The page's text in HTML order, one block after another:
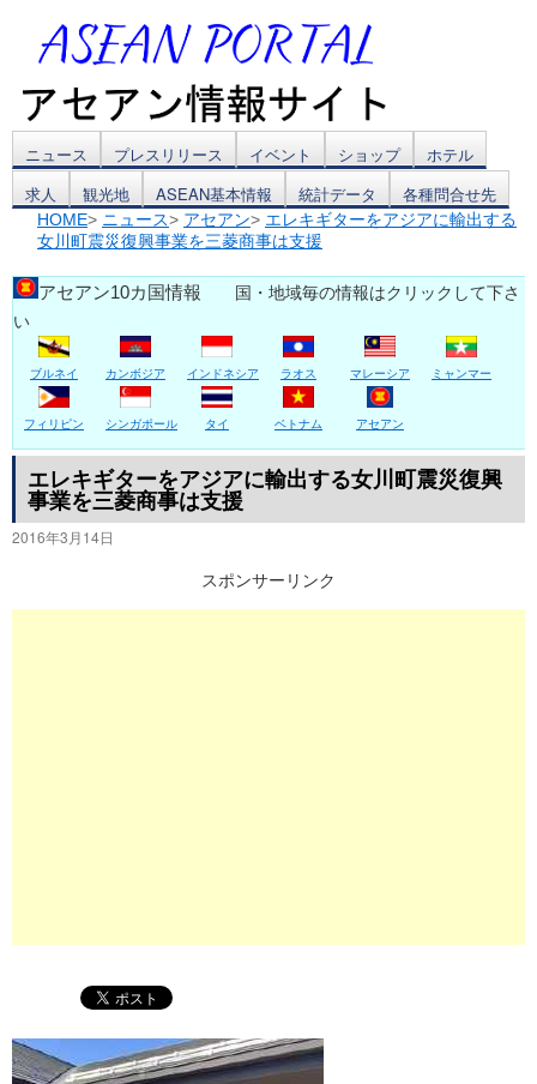
コ
ン
テ
ン
ツ
へ
ス
キ
ッ
ニュース プレスリリース イベント ショップ
ホテル
求人
観光地 ASEAN基本情報 統計データ 各種問合せ先
HOME> ニュース> アセアン> エレキギターをアジアに輸出する
女川町震災復興事業を三菱商事は支援
アセアン10カ国情報 国・地域毎の情報はクリックして下さ
い
ブルネイ カンボジア インドネシア ラオス マレーシア ミャンマー
フィリピン シンガポール タイ ベトナム アセアン
エレキギターをアジアに輸出する女川町震災復興
事業を三菱商事は支援
2016年3月14日
スポンサーリンク